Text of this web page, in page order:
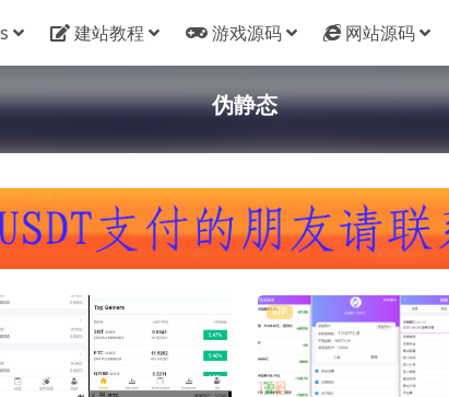
建站教程 游戏源码 网站源码
伪静态
VIP